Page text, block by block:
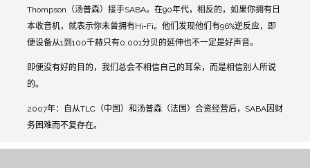
Thompson（汤普森）接手SABA。在90年代，相反的，如果你拥有日
本收音机，就表示你未曾拥有Hi-Fi。他们发现他们有96%逆反应，即
便设备从1到100千赫只有0.001分贝的延伸也不一定是好声音。
即便没有好的目的，我们总会不相信自己的耳朵，而是相信别人所说
的。
2007年：自从TLC（中国）和汤普森（法国）合资经营后，SABA因财
务困难而不复存在。